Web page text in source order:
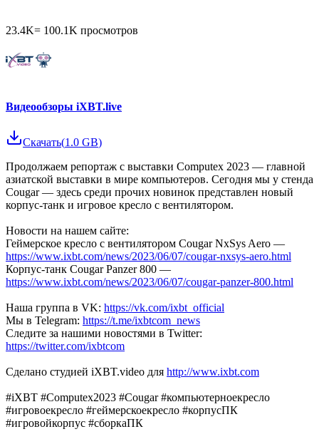
23.4K= 100.1K просмотров
Видеообзоры iXBT.live
Скачать(1.0 GB)
Продолжаем репортаж с выставки Computex 2023 — главной
азиатской выставки в мире компьютеров. Сегодня мы у стенда
Cougar — здесь среди прочих новинок представлен новый
корпус-танк и игровое кресло с вентилятором.
Новости на нашем сайте:
Геймерское кресло с вентилятором Cougar NxSys Aero —
https://www.ixbt.com/news/2023/06/07/cougar-nxsys-aero.html
Корпус-танк Cougar Panzer 800 —
https://www.ixbt.com/news/2023/06/07/cougar-panzer-800.html
Наша группа в VK: https://vk.com/ixbt_official
Мы в Telegram: https://t.me/ixbtcom_news
Следите за нашими новостями в Twitter:
https://twitter.com/ixbtcom
Сделано студией iXBT.video для http://www.ixbt.com
#iXBT #Computex2023 #Cougar #компьютерноекресло
#игровоекресло #геймерскоекресло #корпусПК
#игровойкорпус #сборкаПК